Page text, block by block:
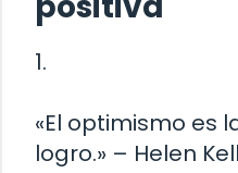
1.
«El optimismo es
logro.» – Helen